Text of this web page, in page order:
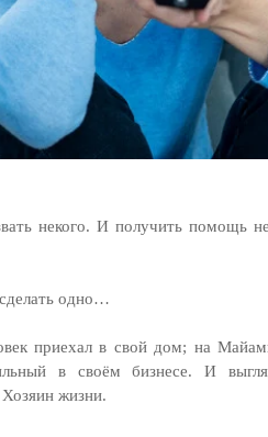
некого. И получить помощь
одно…
приехал в свой дом; на
в своём бизнесе. И
Хозяин жизни.